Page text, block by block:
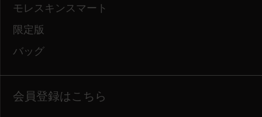
モレスキンスマート
限定版
バッグ
会員登録はこちら